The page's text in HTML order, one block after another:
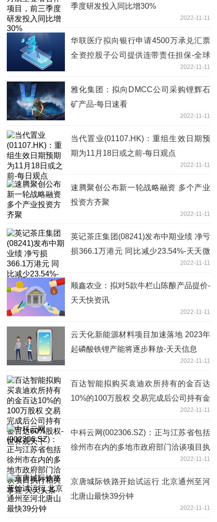
季度研发投入同比增30%
2022-11-11
华联医疗拟向银行申请4500万承兑汇票
全资控股子公司提供连带责任担保-全球
2022-11-11
雅化集团：拟向DMCC公司采购锂辉石
矿产品-每日速看
2022-11-11
当代置业(01107.HK)：重组生效日期预
期为11月18日或之前-每日观点
2022-11-11
速腾聚创公布新一轮战略融资 多个产业
投资方齐聚
2022-11-11
英记茶庄集团(08241)发布中期业绩 净亏
损366.1万港元 同比减少23.54%-天天微
2022-11-11
顺鑫农业：拟对5款牛栏山陈酿产品提价-
天天快资讯
2022-11-11
云天化新能源材料项目加速落地 2023年
起磷酸铁锂产能将逐步释放-天天信息
2022-11-11
百达智能拟购买袁迪欢所持有的金百达
10%的100万股权 交易完成后公司持有金
2022-11-11
中科云网(002306.SZ)：正与江苏省包括
徐州市在内的多地市政府部门洽谈项目执
2022-11-11
京唐城际铁路开始试运行 北京通州至河
北唐山最快39分钟
2022-11-11